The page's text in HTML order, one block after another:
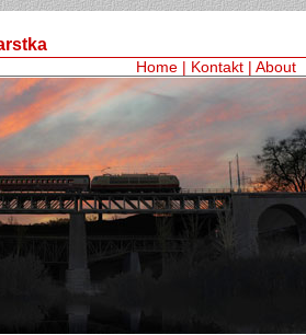
Home | Kontakt | About